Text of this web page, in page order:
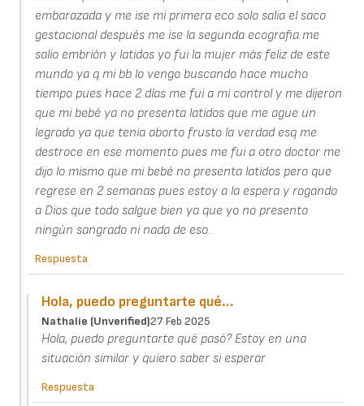
embarazada y me ise mi primera eco solo salia el saco
gestacional después me ise la segunda ecografia me
salio embrión y latidos yo fui la mujer más feliz de este
mundo ya q mi bb lo vengo buscando hace mucho
tiempo pues hace 2 días me fui a mi control y me dijeron
que mi bebé ya no presenta latidos que me ague un
legrado ya que tenia aborto frusto la verdad esq me
destroce en ese momento pues me fui a otro doctor me
dijo lo mismo que mi bebé no presenta latidos pero que
regrese en 2 semanas pues estoy a la espera y rogando
a Dios que todo salgue bien ya que yo no presento
ningún sangrado ni nada de eso.
Respuesta
Hola, puedo preguntarte qué…
Nathalie (unverified)27 Feb 2025
Hola, puedo preguntarte qué pasó? Estoy en una
situación similar y quiero saber si esperar
Respuesta